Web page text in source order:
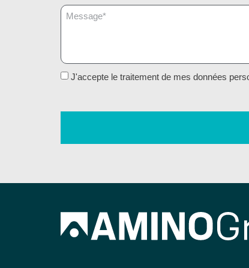
J'accepte le traitement de mes données